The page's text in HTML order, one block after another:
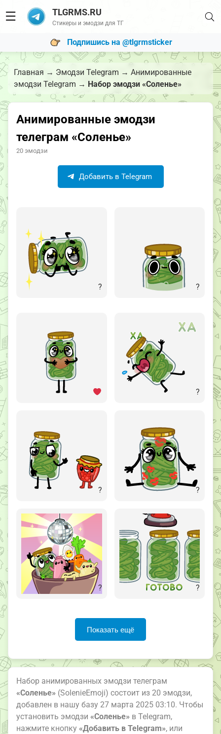
☰ TLGRMS.RU
Стикеры и эмодзи для ТГ
Подпишись на @tlgrmsticker
Главная → Эмодзи Telegram → Анимированные
эмодзи Telegram → Набор эмодзи «Соленье»
Анимированные эмодзи
телеграм «Соленье»
20 эмодзи
Добавить в Telegram
? ?
?
? ?
? ?
Показать ещё
Набор анимированных эмодзи телеграм
«Соленье» (SolenieEmoji) состоит из 20 эмодзи,
добавлен в нашу базу 27 марта 2025 03:10. Чтобы
установить эмодзи «Соленье» в Telegram,
нажмите кнопку «Добавить в Telegram», или